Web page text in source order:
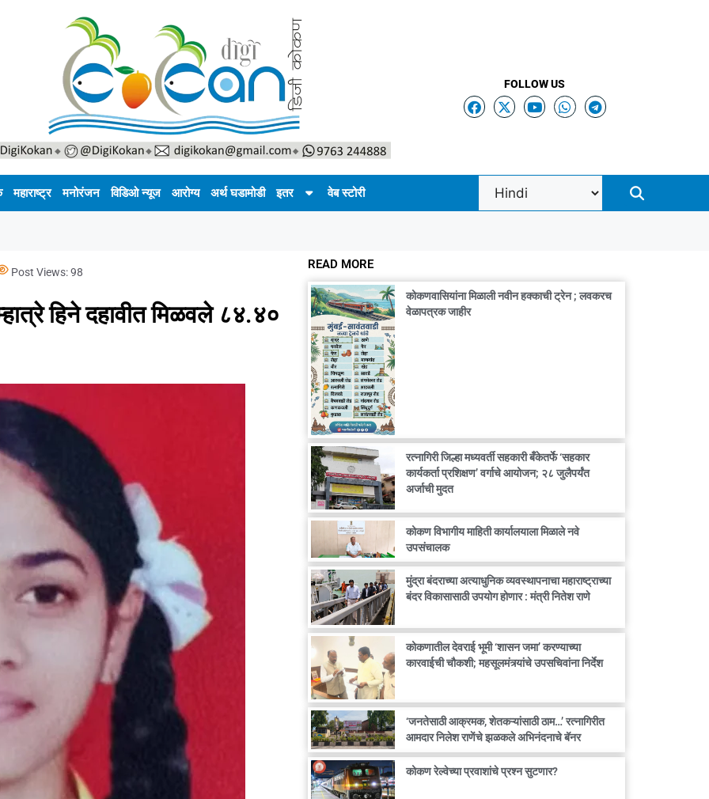
FOLLOW US
महाराष्ट्र मनोरंजन विडिओ न्यूज आरोग्य अर्थ घडामोडी इतर वेब स्टोरी
Post Views:98
हिने दहावीत मिळवले ८४.४०
READ MORE
कोकणवासियांना मिळाली नवीन हक्काची ट्रेन ; लवकरच
वेळापत्रक जाहीर
रत्नागिरी जिल्हा मध्यवर्ती सहकारी बँकेतर्फे ‘सहकार
कार्यकर्ता प्रशिक्षण’ वर्गाचे आयोजन; २८ जुलैपर्यंत
अर्जाची मुदत
कोकण विभागीय माहिती कार्यालयाला मिळाले नवे
उपसंचालक
मुंद्रा बंदराच्या अत्याधुनिक व्यवस्थापनाचा महाराष्ट्राच्या
बंदर विकासासाठी उपयोग होणार : मंत्री नितेश राणे
कोकणातील देवराई भूमी ‘शासन जमा’ करण्याच्या
कारवाईची चौकशी; महसूलमंत्र्यांचे उपसचिवांना निर्देश
‘जनतेसाठी आक्रमक, शेतकऱ्यांसाठी ठाम…’ रत्नागिरीत
आमदार निलेश राणेंचे झळकले अभिनंदनाचे बॅनर
कोकण रेल्वेच्या प्रवाशांचे प्रश्न सुटणार?